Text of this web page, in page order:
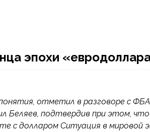
эпохи
отметил в разговоре с
Беляев, подтвердив при этом,
с долларом Ситуация в мировой